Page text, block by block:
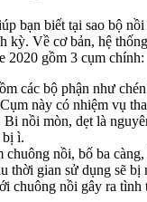
bạn biết tại sao bộ
kỳ. Về cơ bản, hệ
2020 gồm 3 cụm chính:
các bộ phận như
này có nhiệm vụ
Bi nồi mòn, dẹt là
bị ì.
chuông nồi, bố ba
thời gian sử dụng sẽ
chuông nồi gây ra